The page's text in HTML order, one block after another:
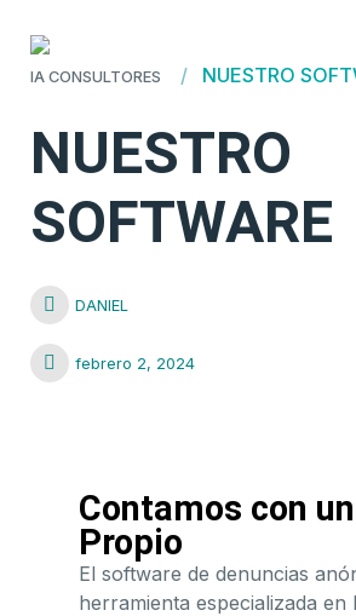
IA CONSULTORES NUESTRO
NUESTRO
SOFTWARE
DANIEL
febrero 2, 2024
Contamos con
Propio
El software de denuncias
herramienta especializada en